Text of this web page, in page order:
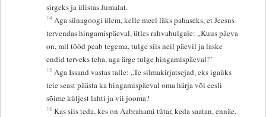
sirgeks ja ülistas Jumalat.
14 Aga sünagoogi ülem, kelle meel läks pahaseks, et Jeesus
tervendas hingamispäeval, ütles rahvahulgale: „Kuus päeva
on, mil tööd peab tegema, tulge siis neil päevil ja laske
endid terveks teha, aga ärge tulge hingamispäeval!”
15 Aga Issand vastas talle: „Te silmakirjatsejad, eks igaüks
teie seast päästa ka hingamispäeval oma härja või eesli
sõime küljest lahti ja vii jooma?
16 Kas siis teda, kes on Aabrahami tütar, keda saatan, ennäe,